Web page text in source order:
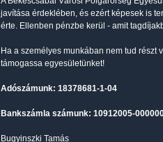
javítása érdeklében, és ezért képesek is
érte. Ellenben pénzbe kerül - amit
Ha a személyes munkában nem tud
támogassa egyesületünket!
Adószámunk: 18378681-1-04
Bankszámla számunk: 10912005-
Bugyinszki Tamás